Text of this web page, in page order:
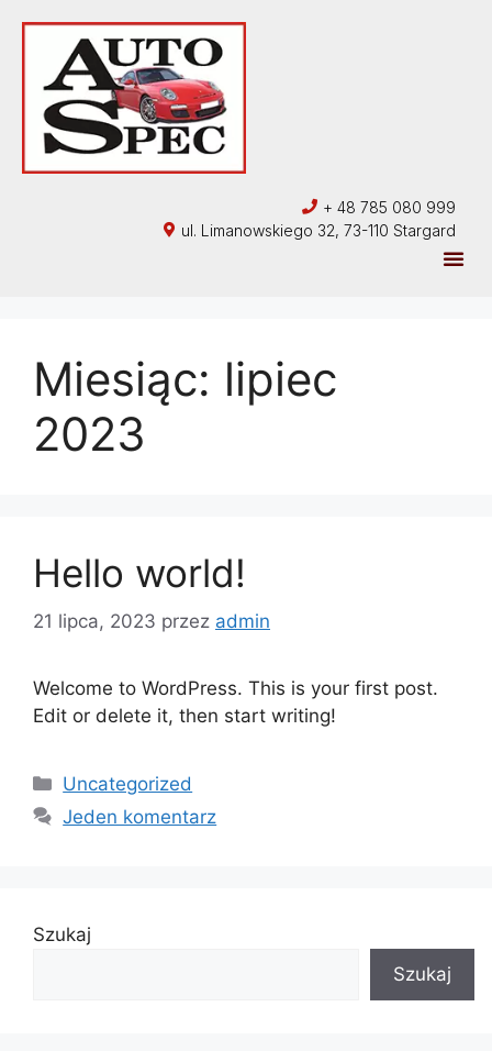
+ 48 785 080 999
ul. Limanowskiego 32, 73-110 Stargard
Miesiąc: lipiec
2023
Hello world!
21 lipca, 2023 przez admin
Welcome to WordPress. This is your first post.
Edit or delete it, then start writing!
Uncategorized
Jeden komentarz
Szukaj
Szukaj